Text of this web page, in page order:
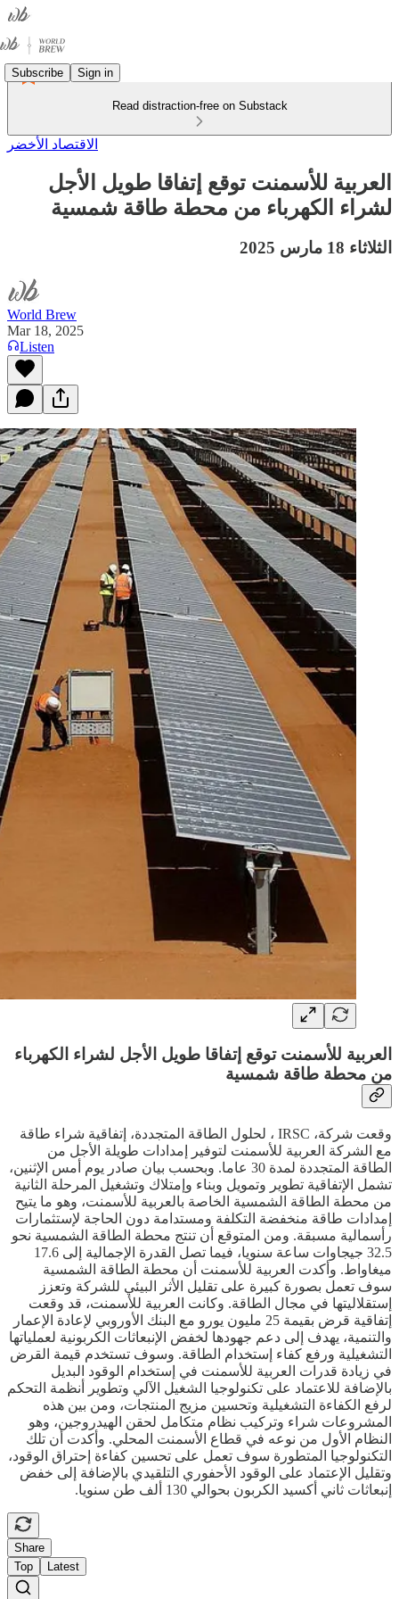
Subscribe Sign in
Read distraction-free on Substack
الاقتصاد الأخضر
العربية للأسمنت توقع إتفاقا طويل الأجل
لشراء الكهرباء من محطة طاقة شمسية
الثلاثاء 18 مارس 2025
World Brew
Mar 18, 2025
Listen
العربية للأسمنت توقع إتفاقا طويل الأجل لشراء الكهرباء
من محطة طاقة شمسية
وقعت شركة، IRSC ، لحلول الطاقة المتجددة، إتفاقية شراء طاقة
مع الشركة العربية للأسمنت لتوفير إمدادات طويلة الأجل من
الطاقة المتجددة لمدة 30 عاما. وبحسب بيان صادر يوم أمس الإثنين،
تشمل الإتفاقية تطوير وتمويل وبناء وإمتلاك وتشغيل المرحلة الثانية
من محطة الطاقة الشمسية الخاصة بالعربية للأسمنت، وهو ما يتيح
إمدادات طاقة منخفضة التكلفة ومستدامة دون الحاجة لإستثمارات
رأسمالية مسبقة. ومن المتوقع أن تنتج محطة الطاقة الشمسية نحو
32.5 جيجاوات ساعة سنويا، فيما تصل القدرة الإجمالية إلى 17.6
ميغاواط. وأكدت العربية للأسمنت أن محطة الطاقة الشمسية
سوف تعمل بصورة كبيرة على تقليل الأثر البيئي للشركة وتعزز
إستقلاليتها في مجال الطاقة. وكانت العربية للأسمنت، قد وقعت
إتفاقية قرض بقيمة 25 مليون يورو مع البنك الأوروبي لإعادة الإعمار
والتنمية، يهدف إلى دعم جهودها لخفض الإنبعاثات الكربونية لعملياتها
التشغيلية ورفع كفاء إستخدام الطاقة. وسوف تستخدم قيمة القرض
في زيادة قدرات العربية للأسمنت في إستخدام الوقود البديل
بالإضافة للاعتماد على تكنولوجيا الشغيل الآلي وتطوير أنظمة التحكم
لرفع الكفاءة التشغيلية وتحسين مزيج المنتجات، ومن بين هذه
المشروعات شراء وتركيب نظام متكامل لحقن الهيدروجين، وهو
النظام الأول من نوعه في قطاع الأسمنت المحلي. وأكدت أن تلك
التكنولوجيا المتطورة سوف تعمل على تحسين كفاءة إحتراق الوقود،
وتقليل الإعتماد على الوقود الأحفوري التلقيدي بالإضافة إلى خفض
إنبعاثات ثاني أكسيد الكربون بحوالي 130 ألف طن سنويا.
Share
Top
Latest